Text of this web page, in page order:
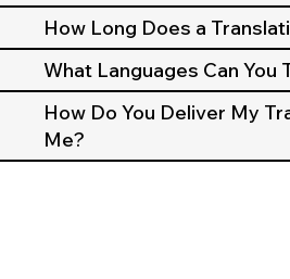
How Long Does a
What Languages Can You
How Do You Deliver My
Me?